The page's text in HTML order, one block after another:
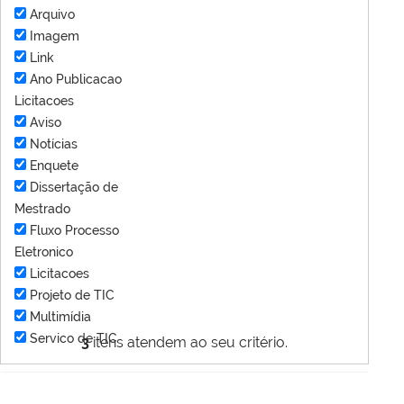
3itens atendem ao seu critério.
Arquivo
Imagem
Link
Ano Publicacao
Licitacoes
Aviso
Notícias
Enquete
Dissertação de
Mestrado
Fluxo Processo
Eletronico
Licitacoes
Projeto de TIC
Multimídia
Servico de TIC